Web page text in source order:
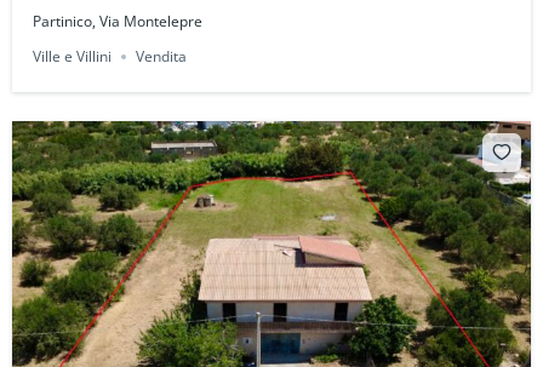
Partinico, Via Montelepre
Ville e Villini
Vendita